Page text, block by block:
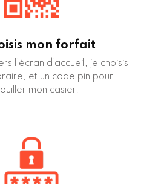
mon forfait
l’écran d’accueil, je choisis
et un code pin pour
mon casier.